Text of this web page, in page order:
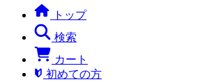
トップ
検索
カート
初めての方